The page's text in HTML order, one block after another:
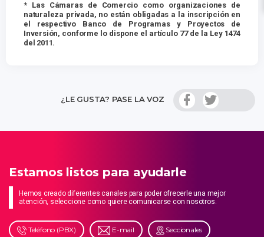
* Las Cámaras de Comercio como organizaciones de
naturaleza privada, no están obligadas a la inscripción en
el respectivo Banco de Programas y Proyectos de
Inversión, conforme lo dispone el artículo 77 de la Ley 1474
del 2011.
¿LE GUSTA? PASE LA VOZ
Estamos listos para ayudarle
Hemos creado diferentes canales para poder ofrecerle una mejor
atención, seleccione como quiere comunicarse con nosotros.
Teléfono (PBX) E-mail Seccionales